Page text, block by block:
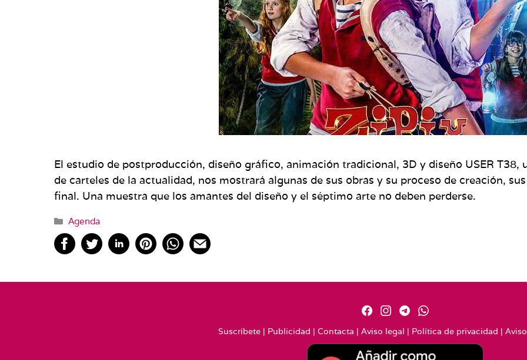
El estudio de postproducción, diseño gráfico, animación tradicional, 3D y diseño USER T38,
de carteles de la actualidad, nos mostrará algunas de sus obras y su proceso de creación,
final. Una muestra que los amantes del diseño y el séptimo arte no deben perderse.
Categorías
Agenda
Suscríbete| Publicidad | Contacta | Aviso legal | Política de privacidad |